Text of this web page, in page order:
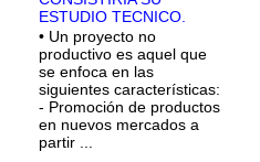
ESTUDIO TECNICO.
• Un proyecto no
productivo es aquel que
se enfoca en las
siguientes características:
- Promoción de productos
en nuevos mercados a
partir ...